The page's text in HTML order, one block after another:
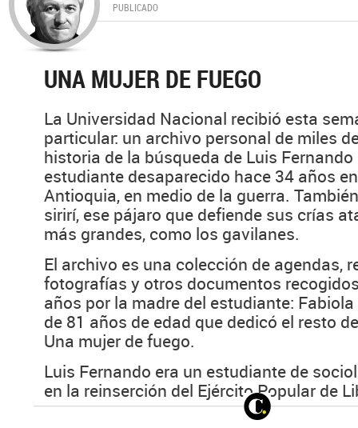
PUBLICADO
UNA MUJER DE FUEGO
La Universidad Nacional recibió esta
particular: un archivo personal de miles
historia de la búsqueda de Luis Fernando
estudiante desaparecido hace 34 años
Antioquia, en medio de la guerra.
sirirí, ese pájaro que defiende sus crías
más grandes, como los gavilanes.
El archivo es una colección de agendas,
fotografías y otros documentos
años por la madre del estudiante:
de 81 años de edad que dedicó el resto
Una mujer de fuego.
Luis Fernando era un estudiante de
en la reinserción del Ejército Popular de